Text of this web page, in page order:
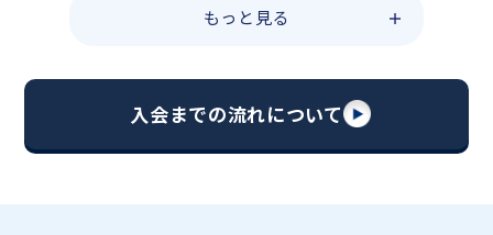
・総合型選抜直前対策コース
・【志望校別】公立・私立高校受験対策コース
もっと見る
入会までの流れについて